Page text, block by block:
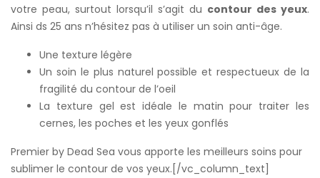
votre peau, surtout lorsqu’il s’agit du contour des yeux.
Ainsi ds 25 ans n’hésitez pas à utiliser un soin anti-âge.
Une texture légère
Un soin le plus naturel possible et respectueux de la
fragilité du contour de l’oeil
La texture gel est idéale le matin pour traiter les
cernes, les poches et les yeux gonflés
Premier by Dead Sea vous apporte les meilleurs soins pour
sublimer le contour de vos yeux.[/vc_column_text]